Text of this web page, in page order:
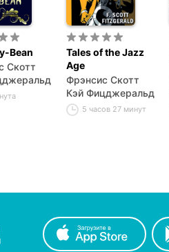
Bean
Скотт
Tales of the Jazz
Age
Фрэнсис Скотт
Кэй Фицджеральд
5 часов 27 минут